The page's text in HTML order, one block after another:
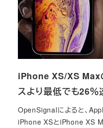
iPhone XS/XS Max
スより最低でも26
OpenSignalによると、
iPhone XSとiPhone XS